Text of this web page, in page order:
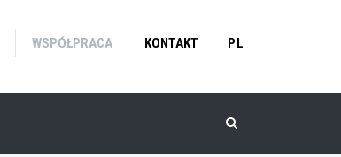
WSPÓŁPRACA KONTAKT PL